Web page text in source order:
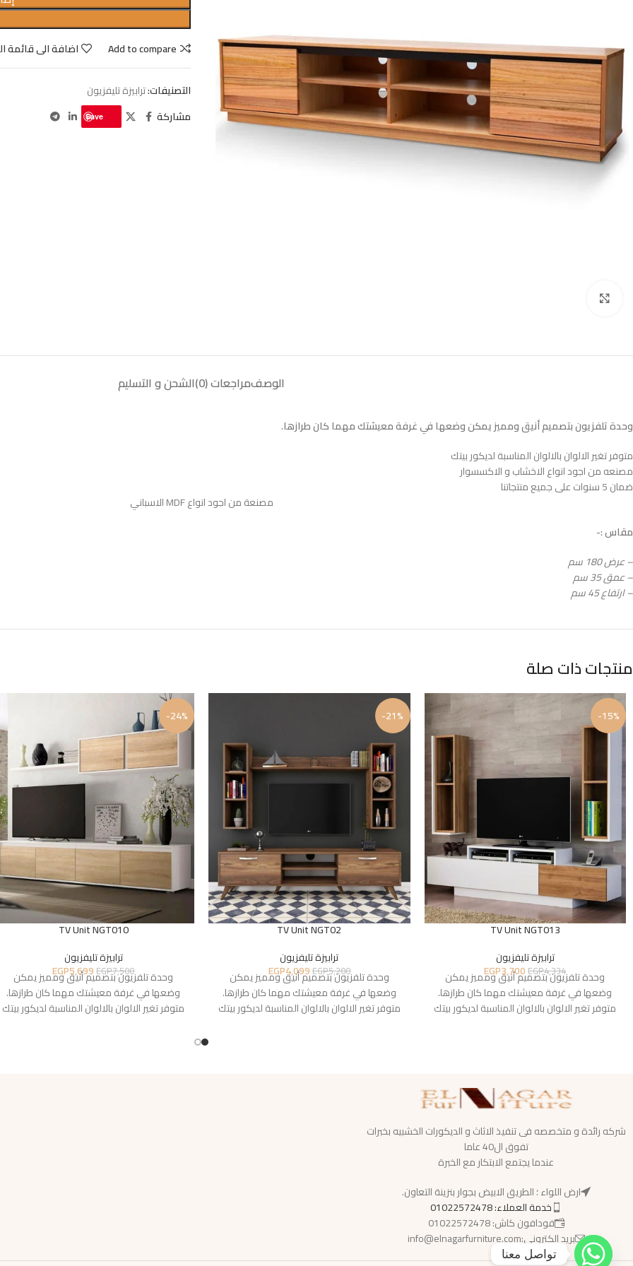
Add to compare اضافة الى قائمة
التصنيفات:ترابيزة تليفزيون
مشاركة
Save
الوصفمراجعات (0) الشحن و التسليم
وحدة تلفزيون بتصميم أنيق ومميز يمكن وضعها في غرفة معيشتك مهما كان طرازها.
متوفر تغير الالوان بالالوان المناسبة لديكور بيتك
مصنعه من اجود انواع الاخشاب و الاكسسوار
ضمان 5 سنوات على جميع منتجاتنا
مصنعة من اجود انواع MDF الاسباني
مقاس :-
– عرض 180 سم
– عمق 35 سم
– ارتفاع 45 سم
منتجات ذات صلة
-15%
TV Unit NGT013
ترابيزة تليفزيون
EGP4,334
EGP3,700
وحدة تلفزيون بتصميم أنيق ومميز يمكن
وضعها في غرفة معيشتك مهما كان طرازها.
متوفر تغير الالوان بالالوان المناسبة لديكور بيتك
-21%
TV Unit NGT02
ترابيزة تليفزيون
EGP5,200
EGP4,099
وحدة تلفزيون بتصميم أنيق ومميز يمكن
وضعها في غرفة معيشتك مهما كان طرازها.
متوفر تغير الالوان بالالوان المناسبة لديكور بيتك
-24%
TV Unit NGT010
ترابيزة تليفزيون
EGP7,500
EGP5,699
وحدة تلفزيون بتصميم أنيق ومميز يمكن
وضعها في غرفة معيشتك مهما كان طرازها.
متوفر تغير الالوان بالالوان المناسبة لديكور بيتك
شركه رائدة و متخصصه فى تنفيذ الاثاث و الديكورات الخشبيه بخبرات
تفوق ال40 عاما
عندما يجتمع الابتكار مع الخبرة
ارض اللواء ؛ الطريق الابيض بجوار بنزينة التعاون.
خدمة العملاء: 01022572478
فودافون كاش: 01022572478
بريد الكترونى:info@elnagarfurniture.com
تواصل معنا